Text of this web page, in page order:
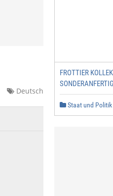
Deutsch
FROTTIER
Staat und Politik